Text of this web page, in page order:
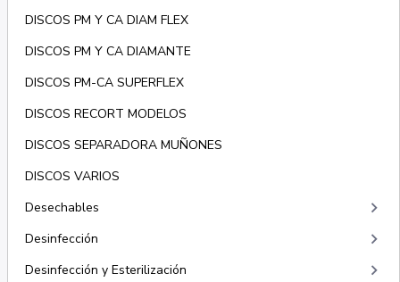
DISCOS PM Y CA DIAM FLEX
DISCOS PM Y CA DIAMANTE
DISCOS PM-CA SUPERFLEX
DISCOS RECORT MODELOS
DISCOS SEPARADORA MUÑONES
DISCOS VARIOS
Desechables
keyboard_arrow_right
Desinfección keyboard_arrow_right
Desinfección y Esterilización keyboard_arrow_right